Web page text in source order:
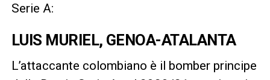
Serie A:
LUIS MURIEL, GENOA-ATALANTA
L’attaccante colombiano è il bomber principe